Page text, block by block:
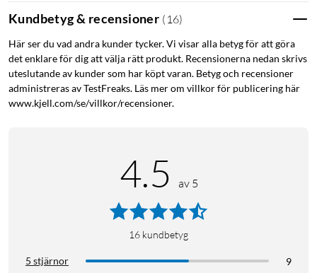
Kundbetyg & recensioner ( 16)
Här ser du vad andra kunder tycker. Vi visar alla betyg för att göra
det enklare för dig att välja rätt produkt. Recensionerna nedan skrivs
uteslutande av kunder som har köpt varan. Betyg och recensioner
administreras av TestFreaks. Läs mer om villkor för publicering här
www.kjell.com/se/villkor/recensioner.
4.5 av 5
16 kundbetyg
5 stjärnor
9